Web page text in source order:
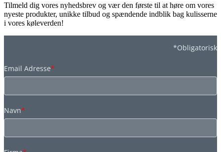
Tilmeld dig vores nyhedsbrev og vær den første til at høre om vores
nyeste produkter, unikke tilbud og spændende indblik bag kulisserne
i vores køleverden!
*Obligatorisk
Email Adresse*
Navn*